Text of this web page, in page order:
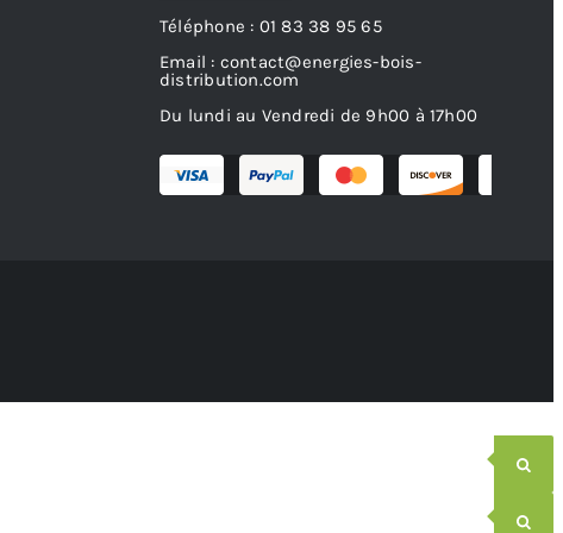
Téléphone : 01 83 38 95 65
Email : contact@energies-bois-
distribution.com
Du lundi au Vendredi de 9h00 à 17h00